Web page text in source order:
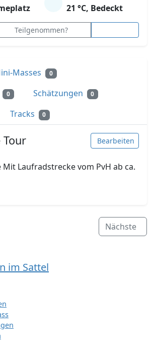
21 °C, Bedeckt
Teilgenommen?
Masses 0
0 Schätzungen 0
Tracks 0
Tour Bearbeiten
Laufradstrecke vom PvH ab ca.
Nächste
im Sattel